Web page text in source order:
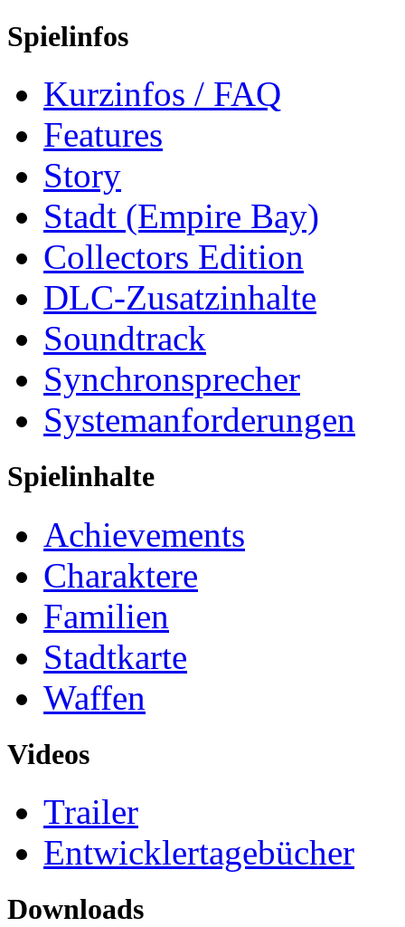
Spielinfos
Kurzinfos / FAQ
Features
Story
Stadt (Empire Bay)
Collectors Edition
DLC-Zusatzinhalte
Soundtrack
Synchronsprecher
Systemanforderungen
Spielinhalte
Achievements
Charaktere
Familien
Stadtkarte
Waffen
Videos
Trailer
Entwicklertagebücher
Downloads